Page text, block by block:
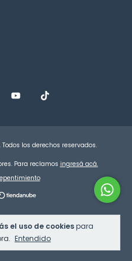
el uso de cookiespara
Entendido
los derechos reservados.
Para reclamos ingresá acá.